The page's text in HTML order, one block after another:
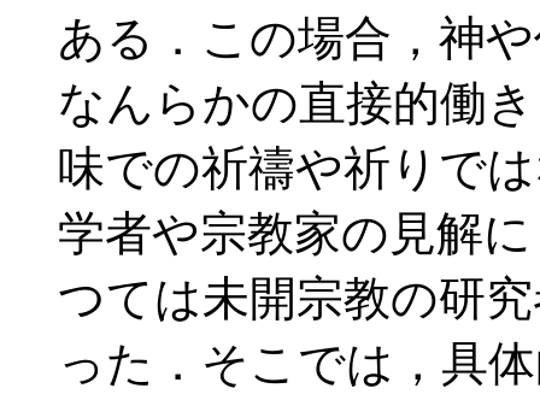
ある．この場合，神
なんらかの直接的働
味での祈禱や祈りで
学者や宗教家の見解
つては未開宗教の研
った．そこでは，具